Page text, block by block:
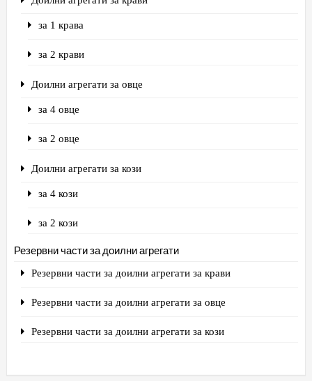
за 1 крава
за 2 крави
Доилни агрегати за овце
за 4 овце
за 2 овце
Доилни агрегати за кози
за 4 кози
за 2 кози
Резервни части за доилни агрегати
Резервни части за доилни агрегати за крави
Резервни части за доилни агрегати за овце
Резервни части за доилни агрегати за кози